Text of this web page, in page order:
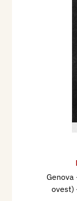
Genova
ovest)